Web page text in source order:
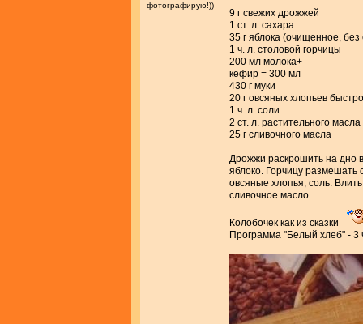
фотографирую!))
9 г свежих дрожжей
1 ст. л. сахара
35 г яблока (очищенное,
1 ч. л. столовой горчицы+
200 мл молока+
кефир = 300 мл
430 г муки
20 г овсяных хлопьев
1 ч. л. соли
2 ст. л. растительного масла
25 г сливочного масла
Дрожжи раскрошить на дно
яблоко. Горчицу размешать
овсяные хлопья, соль.
сливочное масло.
Колобочек как из сказки
Программа "Белый хлеб" - 3